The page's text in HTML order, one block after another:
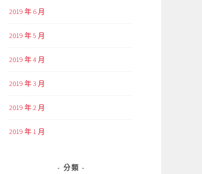
2019 年 6 月
2019 年 5 月
2019 年 4 月
2019 年 3 月
2019 年 2 月
2019 年 1 月
分類